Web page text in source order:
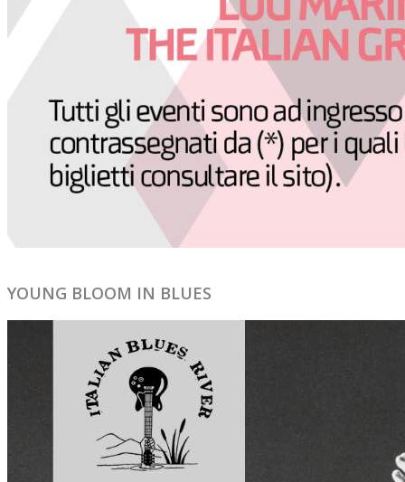
YOUNG BLOOM IN BLUES